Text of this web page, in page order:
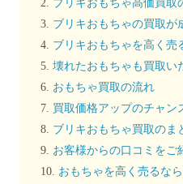
ブリキおもちゃの買取が
ブリキおもちゃを高く売
壊れたおもちゃも買取い
おもちゃ買取の流れ
買取価格アップのチャン
ブリキおもちゃ買取のま
お客様からの口コミをご
おもちゃを高く売るな